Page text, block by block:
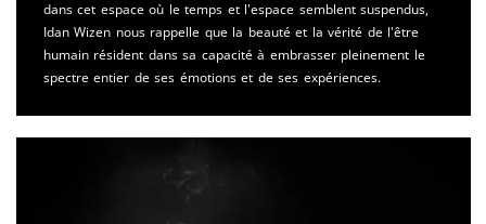
dans cet espace où le temps et l'espace semblent suspendus,
Idan Wizen nous rappelle que la beauté et la vérité de l'être
humain résident dans sa capacité à embrasser pleinement le
spectre entier de ses émotions et de ses expériences.